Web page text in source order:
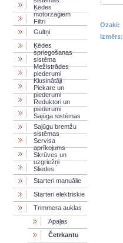
Ķēdes
motorzāģiem
Filtri
Gultņi
Ķēdes
spriegošanas
sistēma
Mežistrādes
piederumi
Klusinātāji
Piekare un
piederumi
Reduktori un
piederumi
Sajūga sistēmas
Sajūgu bremžu
sistēmas
Servisa
aprīkojums
Skrūves un
uzgriežņi
Sliedes
Starteri manuālie
Starteri elektriskie
Trimmera auklas
Apaļas
Četrkantu
Ozaki:
Izmērs: